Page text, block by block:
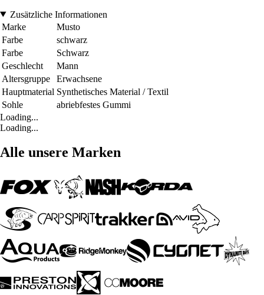
Zusätzliche Informationen
Marke
Musto
Farbe
schwarz
Farbe
Schwarz
Geschlecht
Mann
Altersgruppe
Erwachsene
Hauptmaterial Synthetisches Material / Textil
Sohle
abriebfestes Gummi
Loading...
Loading...
Alle unsere Marken